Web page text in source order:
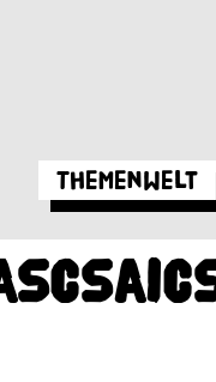
Themenwelt